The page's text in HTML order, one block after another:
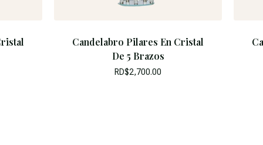
Candelabro Pilares En Cristal
De 5 Brazos
RD$2,700.00